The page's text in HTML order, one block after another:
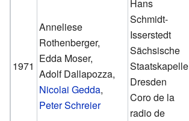
1971
Anneliese
Rothenberger,
Edda Moser,
Adolf Dallapozza,
Nicolai Gedda,
Peter Schreier
Hans
Schmidt-
Isserstedt
Sächsische
Staatskapelle
Dresden
Coro de la
radio de